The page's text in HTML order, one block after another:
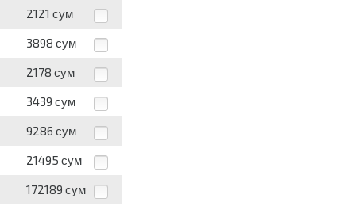
2121 сум
3898 сум
2178 сум
3439 сум
9286 сум
21495 сум
172189 сум